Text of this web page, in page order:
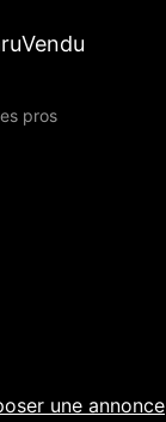
pros
une annonce